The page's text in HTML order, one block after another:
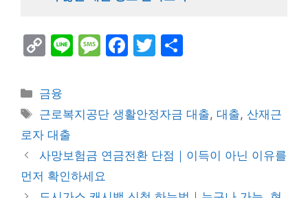
C
p
y
Li
n
k
Li M
s
g
e
F
e
o
T
er e
Categories
금융
Tags
근로복지공단 생활안정자금 대출,대출,산재근
로자 대출
사망보험금 연금전환 단점｜이득이 아닌 이유를
먼저 확인하세요